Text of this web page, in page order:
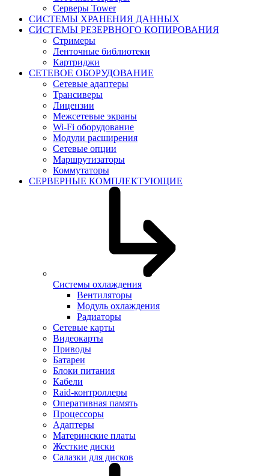
Серверы Tower
СИСТЕМЫ ХРАНЕНИЯ ДАННЫХ
СИСТЕМЫ РЕЗЕРВНОГО КОПИРОВАНИЯ
Стримеры
Ленточные библиотеки
Картриджи
СЕТЕВОЕ ОБОРУДОВАНИЕ
Сетевые адаптеры
Трансиверы
Лицензии
Межсетевые экраны
Wi-Fi оборудование
Модули расширения
Сетевые опции
Маршрутизаторы
Коммутаторы
СЕРВЕРНЫЕ КОМПЛЕКТУЮЩИЕ
Системы охлаждения
Вентиляторы
Модуль охлаждения
Радиаторы
Сетевые карты
Видеокарты
Приводы
Батареи
Блоки питания
Кабели
Raid-контроллеры
Оперативная память
Процессоры
Адаптеры
Материнские платы
Жесткие диски
Салазки для дисков